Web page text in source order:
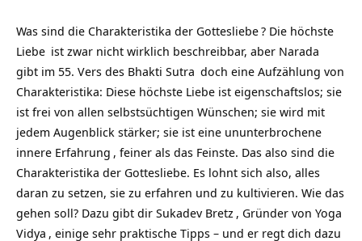
Was sind die Charakteristika der Gottesliebe? Die höchste
Liebe ist zwar nicht wirklich beschreibbar, aber Narada
gibt im 55. Vers des Bhakti Sutra doch eine Aufzählung von
Charakteristika: Diese höchste Liebe ist eigenschaftslos; sie
ist frei von allen selbstsüchtigen Wünschen; sie wird mit
jedem Augenblick stärker; sie ist eine ununterbrochene
innere Erfahrung , feiner als das Feinste. Das also sind die
Charakteristika der Gottesliebe. Es lohnt sich also, alles
daran zu setzen, sie zu erfahren und zu kultivieren. Wie das
gehen soll? Dazu gibt dir Sukadev Bretz , Gründer von Yoga
Vidya , einige sehr praktische Tipps – und er regt dich dazu